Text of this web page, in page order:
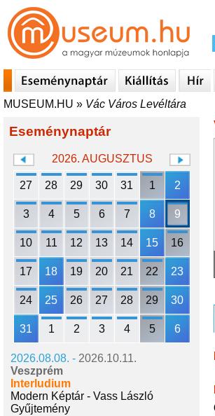
MUSEUM.HU » Vác Város Levéltára
Eseménynaptár
2026. AUGUSZTUS
27 28 29 30 31 1 2
3 4 5 6 7 8 9
10 11 12 13 14 15 16
17 18 19 20 21 22 23
24 25 26 27 28 29 30
31 1 2 3 4 5 6
2026.08.08. - 2026.10.11.
Veszprém
Interludium
Modern Képtár - Vass László
Gyűjtemény